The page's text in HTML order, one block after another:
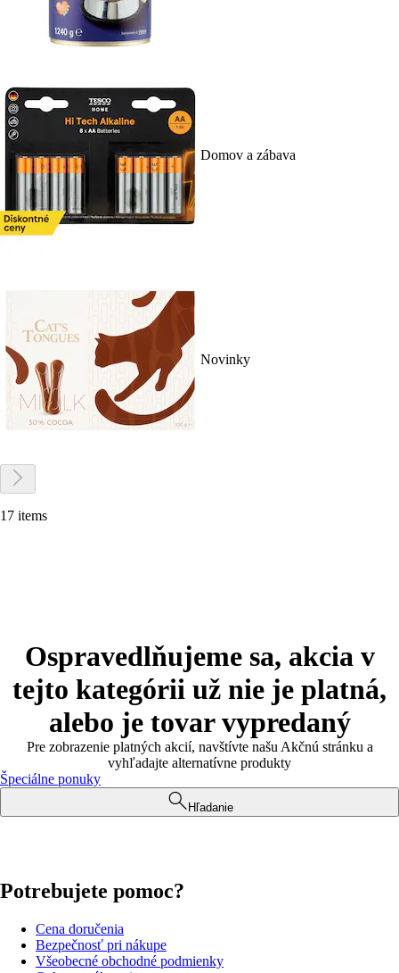
Domov a zábava
Novinky
17 items
Ospravedlňujeme sa, akcia v
tejto kategórii už nie je platná,
alebo je tovar vypredaný
Pre zobrazenie platných akcií, navštívte našu Akčnú stránku a
vyhľadajte alternatívne produkty
Špeciálne ponuky
Hľadanie
Potrebujete pomoc?
Cena doručenia
Bezpečnosť pri nákupe
Všeobecné obchodné podmienky